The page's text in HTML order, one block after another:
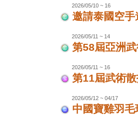
2026/05/10 ~ 16
邀請泰國空
2026/05/11 ~ 14
第58屆亞洲
2026/05/11 ~ 16
第11屆武術
2026/05/12 ~ 04/17
中國寶雞羽